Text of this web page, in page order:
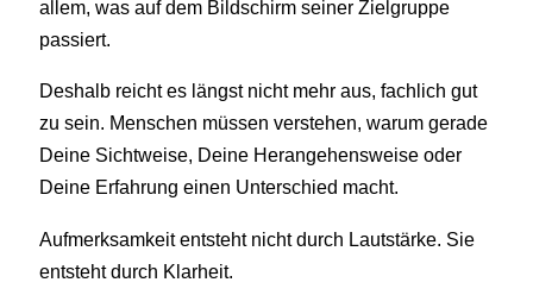
allem, was auf dem Bildschirm seiner Zielgruppe
passiert.
Deshalb reicht es längst nicht mehr aus, fachlich gut
zu sein. Menschen müssen verstehen, warum gerade
Deine Sichtweise, Deine Herangehensweise oder
Deine Erfahrung einen Unterschied macht.
Aufmerksamkeit entsteht nicht durch Lautstärke. Sie
entsteht durch Klarheit.